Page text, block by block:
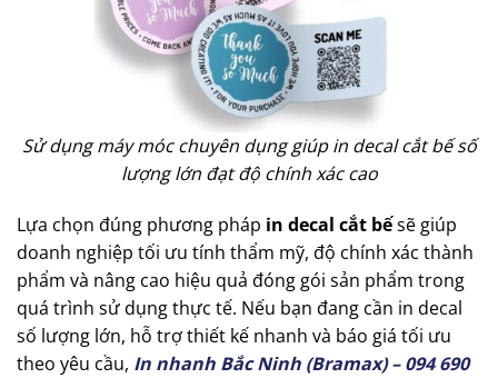
Sử dụng máy móc chuyên dụng giúp in decal cắt bế số
lượng lớn đạt độ chính xác cao
Lựa chọn đúng phương pháp in decal cắt bếsẽ giúp
doanh nghiệp tối ưu tính thẩm mỹ, độ chính xác thành
phẩm và nâng cao hiệu quả đóng gói sản phẩm trong
quá trình sử dụng thực tế. Nếu bạn đang cần in decal
số lượng lớn, hỗ trợ thiết kế nhanh và báo giá tối ưu
theo yêu cầu, In nhanh Bắc Ninh (Bramax) – 094 690